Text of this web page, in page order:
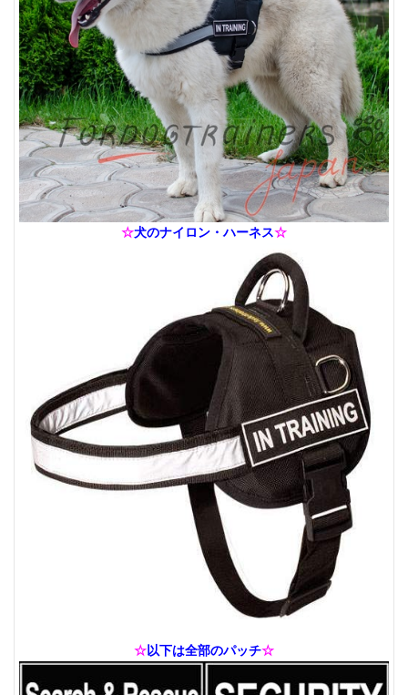
☆犬のナイロン・ハーネス☆
☆以下は全部のパッチ☆